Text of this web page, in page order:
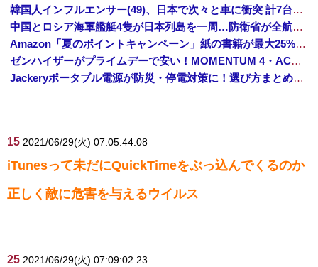
韓国人インフルエンサー(49)、日本で次々と車に衝突 計7台巻き込み 八王子
中国とロシア海軍艦艇4隻が日本列島を一周…防衛省が全航路を公開！
Amazon「夏のポイントキャンペーン」紙の書籍が最大25%ポイント還元 対象と条件を整理（2026年7月）
ゼンハイザーがプライムデーで安い！MOMENTUM 4・ACCENTUMなど対象モデルまとめ！
Jackeryポータブル電源が防災・停電対策に！選び方まとめ【プライムデー最終日】
15 2021/06/29(火) 07:05:44.08
iTunesって未だにQuickTimeをぶっ込んでくるのか
正しく敵に危害を与えるウイルス
25 2021/06/29(火) 07:09:02.23